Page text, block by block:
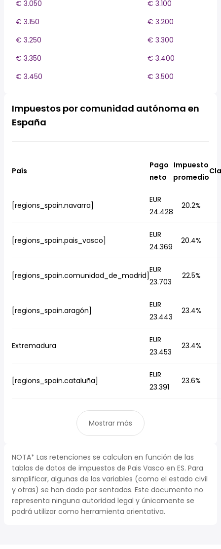
€ 3.050
€ 3.100
€ 3.150
€ 3.200
€ 3.250
€ 3.300
€ 3.350
€ 3.400
€ 3.450
€ 3.500
Impuestos por comunidad autónoma en
España
País
Pago
neto
Impuesto
promedio
[regions_spain.navarra]
EUR
24.428
20.2%
[regions_spain.pais_vasco]
EUR
24.369
20.4%
[regions_spain.comunidad_de_madrid]
EUR
23.703
22.5%
[regions_spain.aragón]
EUR
23.443
23.4%
Extremadura
EUR
23.453
23.4%
[regions_spain.cataluña]
EUR
23.391
23.6%
Mostrar más
NOTA* Las retenciones se calculan en función de las
tablas de datos de impuestos de Pais Vasco en ES. Para
simplificar, algunas de las variables (como el estado civil
y otras) se han dado por sentadas. Este documento no
representa ninguna autoridad legal y únicamente se
podrá utilizar como herramienta orientativa.